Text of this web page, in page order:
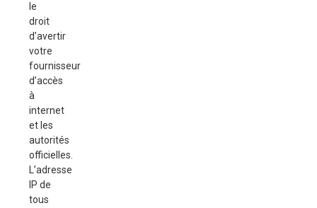
le
droit
d’avertir
votre
fournisseur
d’accès
à
internet
et les
autorités
officielles.
L’adresse
IP de
tous